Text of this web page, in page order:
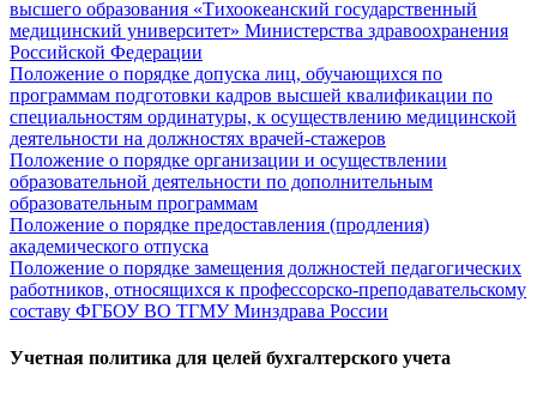
высшего образования «Тихоокеанский государственный
медицинский университет» Министерства здравоохранения
Российской Федерации
Положение о порядке допуска лиц, обучающихся по
программам подготовки кадров высшей квалификации по
специальностям ординатуры, к осуществлению медицинской
деятельности на должностях врачей-стажеров
Положение о порядке организации и осуществлении
образовательной деятельности по дополнительным
образовательным программам
Положение о порядке предоставления (продления)
академического отпуска
Положение о порядке замещения должностей педагогических
работников, относящихся к профессорско-преподавательскому
составу ФГБОУ ВО ТГМУ Минздрава России
Учетная политика для целей бухгалтерского учета